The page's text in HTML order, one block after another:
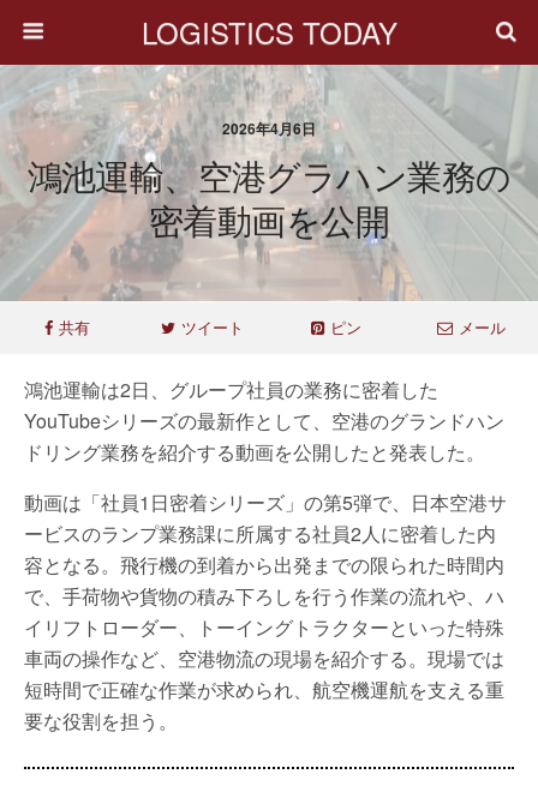
LOGISTICS TODAY
2026年4月6日
鴻池運輸、空港グラハン業務の
密着動画を公開
共有 ツイート ピン メール
鴻池運輸は2日、グループ社員の業務に密着した
YouTubeシリーズの最新作として、空港のグランドハン
ドリング業務を紹介する動画を公開したと発表した。
動画は「社員1日密着シリーズ」の第5弾で、日本空港サ
ービスのランプ業務課に所属する社員2人に密着した内
容となる。飛行機の到着から出発までの限られた時間内
で、手荷物や貨物の積み下ろしを行う作業の流れや、ハ
イリフトローダー、トーイングトラクターといった特殊
車両の操作など、空港物流の現場を紹介する。現場では
短時間で正確な作業が求められ、航空機運航を支える重
要な役割を担う。